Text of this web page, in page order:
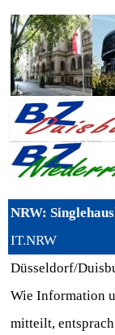
NRW:
IT.NRW
Düsseldorf/
Wie Information
mitteilt,